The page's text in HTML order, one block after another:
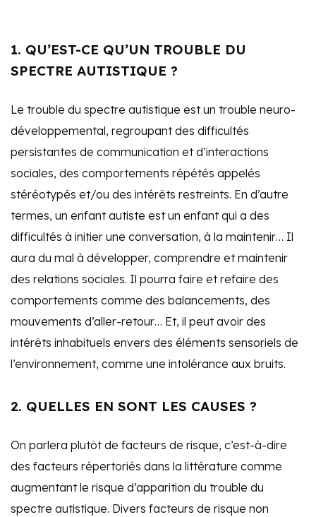
1. QU’EST-CE QU’UN TROUBLE DU
SPECTRE AUTISTIQUE ?
Le trouble du spectre autistique est un trouble neuro-
développemental, regroupant des difficultés
persistantes de communication et d’interactions
sociales, des comportements répétés appelés
stéréotypés et/ou des intérêts restreints. En d’autre
termes, un enfant autiste est un enfant qui a des
difficultés à initier une conversation, à la maintenir… Il
aura du mal à développer, comprendre et maintenir
des relations sociales. Il pourra faire et refaire des
comportements comme des balancements, des
mouvements d’aller-retour… Et, il peut avoir des
intérêts inhabituels envers des éléments sensoriels de
l’environnement, comme une intolérance aux bruits.
2. QUELLES EN SONT LES CAUSES ?
On parlera plutôt de facteurs de risque, c’est-à-dire
des facteurs répertoriés dans la littérature comme
augmentant le risque d’apparition du trouble du
spectre autistique. Divers facteurs de risque non